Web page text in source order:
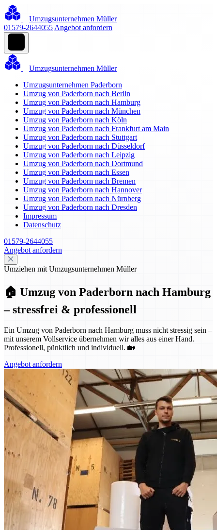
Umzugsunternehmen Müller
01579-2644055 Angebot anfordern
Umzugsunternehmen Müller
Umzugsunternehmen Paderborn
Umzug von Paderborn nach Berlin
Umzug von Paderborn nach Hamburg
Umzug von Paderborn nach München
Umzug von Paderborn nach Köln
Umzug von Paderborn nach Frankfurt am Main
Umzug von Paderborn nach Stuttgart
Umzug von Paderborn nach Düsseldorf
Umzug von Paderborn nach Leipzig
Umzug von Paderborn nach Dortmund
Umzug von Paderborn nach Essen
Umzug von Paderborn nach Bremen
Umzug von Paderborn nach Hannover
Umzug von Paderborn nach Nürnberg
Umzug von Paderborn nach Dresden
Impressum
Datenschutz
01579-2644055
Angebot anfordern
Umziehen mit Umzugsunternehmen Müller
🏠 Umzug von Paderborn nach Hamburg
– stressfrei & professionell
Ein Umzug von Paderborn nach Hamburg muss nicht stressig sein –
mit unserem Vollservice übernehmen wir alles aus einer Hand.
Professionell, pünktlich und individuell. 🏡
Angebot anfordern